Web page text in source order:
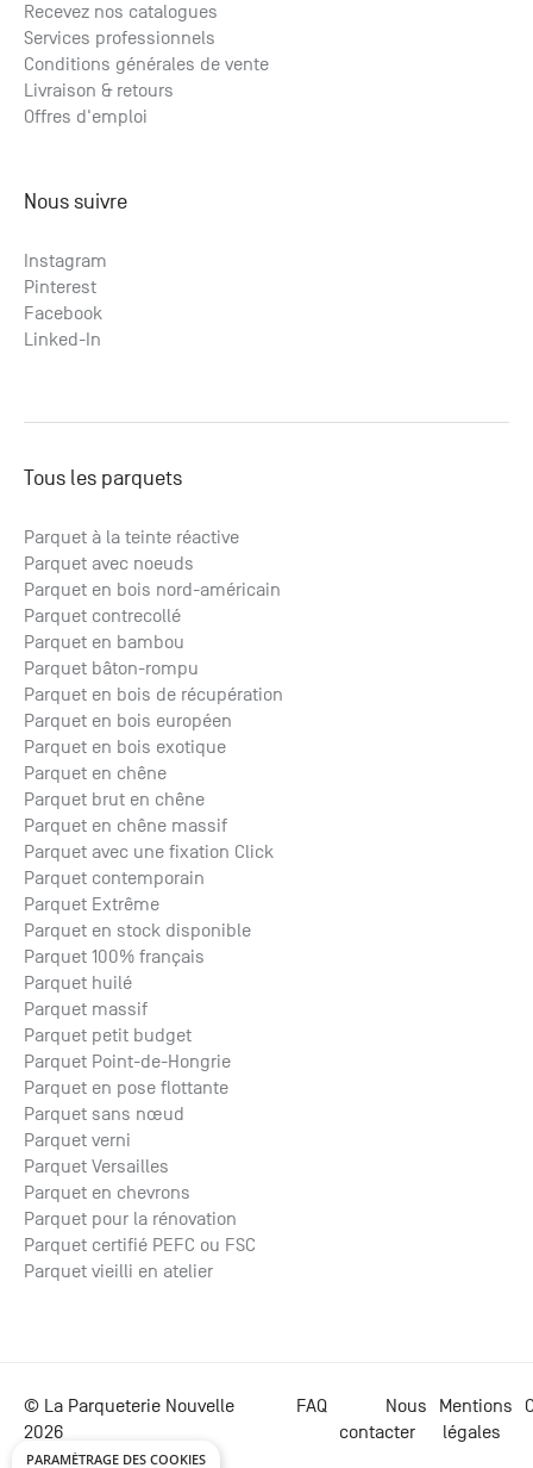
Recevez nos catalogues
Services professionnels
Conditions générales de vente
Livraison & retours
Offres d'emploi
Nous suivre
Instagram
Pinterest
Facebook
Linked-In
Tous les parquets
Parquet à la teinte réactive
Parquet avec noeuds
Parquet en bois nord-américain
Parquet contrecollé
Parquet en bambou
Parquet bâton-rompu
Parquet en bois de récupération
Parquet en bois européen
Parquet en bois exotique
Parquet en chêne
Parquet brut en chêne
Parquet en chêne massif
Parquet avec une fixation Click
Parquet contemporain
Parquet Extrême
Parquet en stock disponible
Parquet 100% français
Parquet huilé
Parquet massif
Parquet petit budget
Parquet Point-de-Hongrie
Parquet en pose flottante
Parquet sans nœud
Parquet verni
Parquet Versailles
Parquet en chevrons
Parquet pour la rénovation
Parquet certifié PEFC ou FSC
Parquet vieilli en atelier
© La Parqueterie Nouvelle
2026
FAQ
Nous
contacter
Mentions
légales
PARAMÉTRAGE DES COOKIES